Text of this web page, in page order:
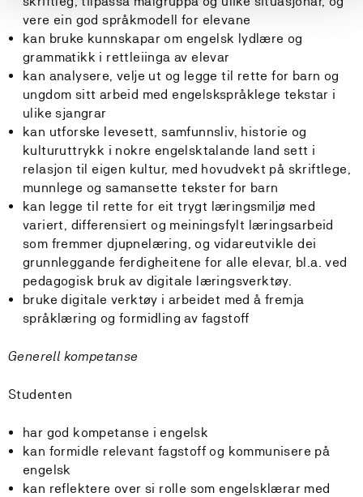
vere ein god språkmodell for elevane
kan bruke kunnskapar om engelsk lydlære og
grammatikk i rettleiinga av elevar
kan analysere, velje ut og legge til rette for barn og
ungdom sitt arbeid med engelskspråklege tekstar i
ulike sjangrar
kan utforske levesett, samfunnsliv, historie og
kulturuttrykk i nokre engelsktalande land sett i
relasjon til eigen kultur, med hovudvekt på skriftlege,
munnlege og samansette tekster for barn
kan legge til rette for eit trygt læringsmiljø med
variert, differensiert og meiningsfylt læringsarbeid
som fremmer djupnelæring, og vidareutvikle dei
grunnleggande ferdigheitene for alle elevar, bl.a. ved
pedagogisk bruk av digitale læringsverktøy.
bruke digitale verktøy i arbeidet med å fremja
språklæring og formidling av fagstoff
Generell kompetanse
Studenten
har god kompetanse i engelsk
kan formidle relevant fagstoff og kommunisere på
engelsk
kan reflektere over si rolle som engelsklærar med